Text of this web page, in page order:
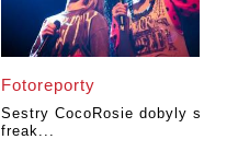
Fotoreporty
Sestry CocoRosie dobyly s
freak...